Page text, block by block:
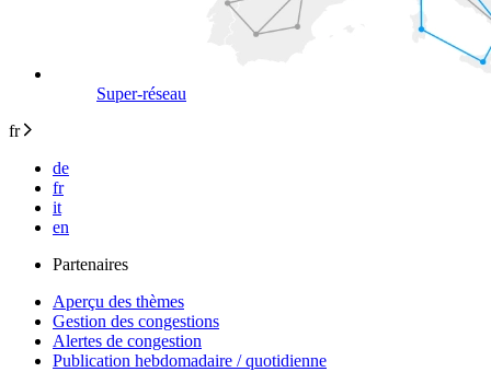
Super-réseau
fr
de
fr
it
en
Partenaires
Aperçu des thèmes
Gestion des congestions
Alertes de congestion
Publication hebdomadaire / quotidienne